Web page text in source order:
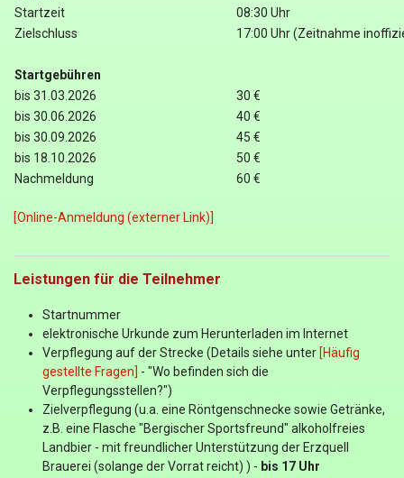
Startzeit
08:30 Uhr
Zielschluss
17:00 Uhr (Zeitnahme
Startgebühren
bis 31.03.2026
30 €
bis 30.06.2026
40 €
bis 30.09.2026
45 €
bis 18.10.2026
50 €
Nachmeldung
60 €
[Online-Anmeldung (externer Link)]
Leistungen für die Teilnehmer
Startnummer
elektronische Urkunde zum Herunterladen im Internet
Verpflegung auf der Strecke (Details siehe unter [Häufig
gestellte Fragen] - "Wo befinden sich die
Verpflegungsstellen?")
Zielverpflegung (u.a. eine Röntgenschnecke sowie Getränke,
z.B. eine Flasche "Bergischer Sportsfreund" alkoholfreies
Landbier - mit freundlicher Unterstützung der Erzquell
Brauerei (solange der Vorrat reicht) ) - bis 17 Uhr